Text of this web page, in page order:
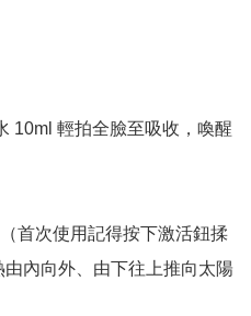
10ml 輕拍全臉至吸收，喚醒
首次使用記得按下激活鈕揉
內向外、由下往上推向太陽